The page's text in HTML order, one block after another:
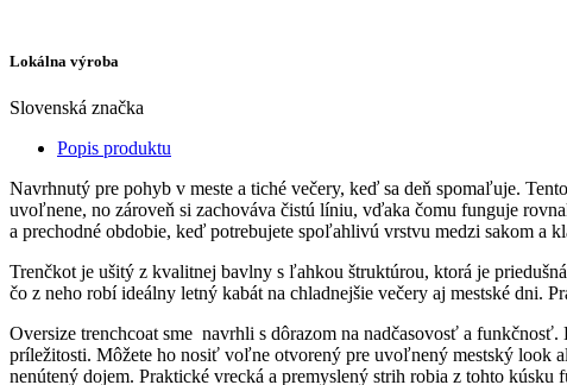
Lokálna výroba
Slovenská značka
Popis produktu
Navrhnutý pre pohyb v meste a tiché večery, keď sa deň spomaľuje.
uvoľnene, no zároveň si zachováva čistú líniu, vďaka čomu funguje
a prechodné obdobie, keď potrebujete spoľahlivú vrstvu medzi sakom a
Trenčkot je ušitý z kvalitnej bavlny s ľahkou štruktúrou, ktorá je
čo z neho robí ideálny letný kabát na chladnejšie večery aj mestské dni.
Oversize trenchcoat sme navrhli s dôrazom na nadčasovosť a
príležitosti. Môžete ho nosiť voľne otvorený pre uvoľnený mestský look
nenútený dojem. Praktické vrecká a premyslený strih robia z tohto